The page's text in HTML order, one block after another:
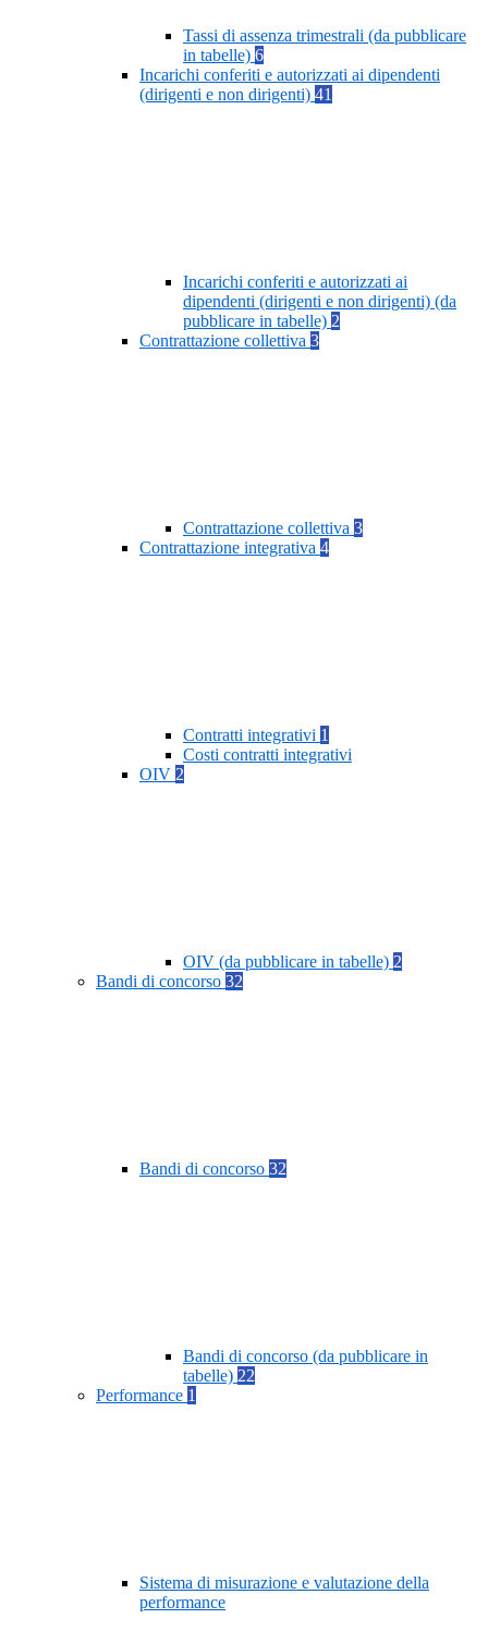
Tassi di assenza trimestrali (da pubblicare
in tabelle) 6
Incarichi conferiti e autorizzati ai dipendenti
(dirigenti e non dirigenti) 41
Incarichi conferiti e autorizzati ai
dipendenti (dirigenti e non dirigenti) (da
pubblicare in tabelle) 2
Contrattazione collettiva 3
Contrattazione collettiva 3
Contrattazione integrativa 4
Contratti integrativi 1
Costi contratti integrativi
OIV 2
OIV (da pubblicare in tabelle) 2
Bandi di concorso 32
Bandi di concorso 32
Bandi di concorso (da pubblicare in
tabelle) 22
Performance 1
Sistema di misurazione e valutazione della
performance